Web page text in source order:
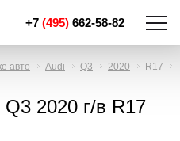
+7 (495) 662-58-82
авто Audi Q3 2020 R17
2020 г/в R17